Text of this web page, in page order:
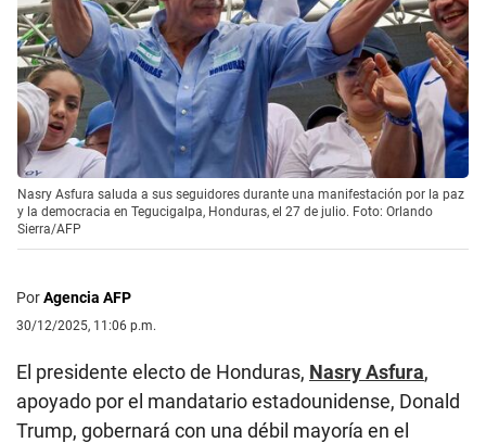
Nasry Asfura saluda a sus seguidores durante una manifestación por la paz
y la democracia en Tegucigalpa, Honduras, el 27 de julio. Foto: Orlando
Sierra/AFP
PorAgencia AFP
30/12/2025, 11:06 p.m.
El presidente electo de Honduras, Nasry Asfura,
apoyado por el mandatario estadounidense, Donald
Trump, gobernará con una débil mayoría en el